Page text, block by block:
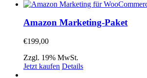
Amazon Marketing-Paket
€199,00
Zzgl. 19% MwSt.
Jetzt kaufen Details